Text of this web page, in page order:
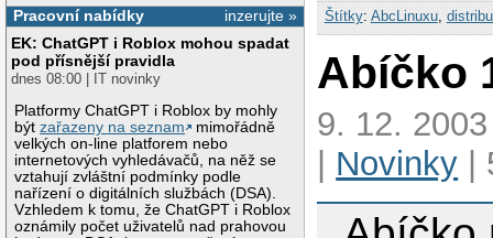
inzerujte »
Pracovní nabídky
EK: ChatGPT i Roblox mohou spadat
pod přísnější pravidla
dnes 08:00 | IT novinky
Platformy ChatGPT i Roblox by mohly
býtzařazeny na seznam
mimořádně
velkých on-line platforem nebo
internetových vyhledávačů, na něž se
vztahují zvláštní podmínky podle
nařízení o digitálních službách (DSA).
Vzhledem k tomu, že ChatGPT i Roblox
oznámily počet uživatelů nad prahovou
Štítky: AbcLinuxu,
Abíčko
9. 12.
Novinky |